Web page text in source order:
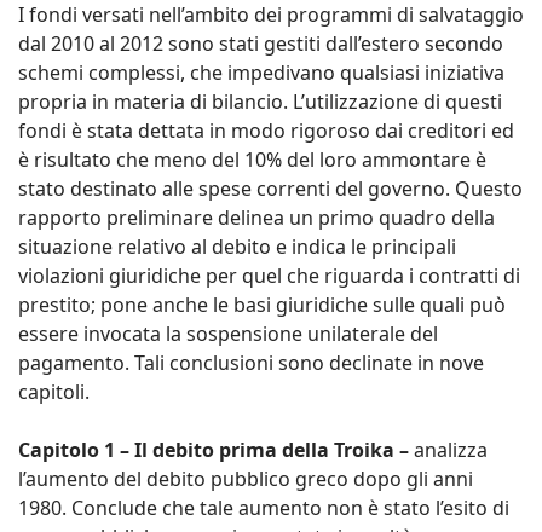
I fondi versati nell’ambito dei programmi di salvataggio
dal 2010 al 2012 sono stati gestiti dall’estero secondo
schemi complessi, che impedivano qualsiasi iniziativa
propria in materia di bilancio. L’utilizzazione di questi
fondi è stata dettata in modo rigoroso dai creditori ed
è risultato che meno del 10% del loro ammontare è
stato destinato alle spese correnti del governo. Questo
rapporto preliminare delinea un primo quadro della
situazione relativo al debito e indica le principali
violazioni giuridiche per quel che riguarda i contratti di
prestito; pone anche le basi giuridiche sulle quali può
essere invocata la sospensione unilaterale del
pagamento. Tali conclusioni sono declinate in nove
capitoli.
Capitolo 1 – Il debito prima della Troika –analizza
l’aumento del debito pubblico greco dopo gli anni
1980. Conclude che tale aumento non è stato l’esito di